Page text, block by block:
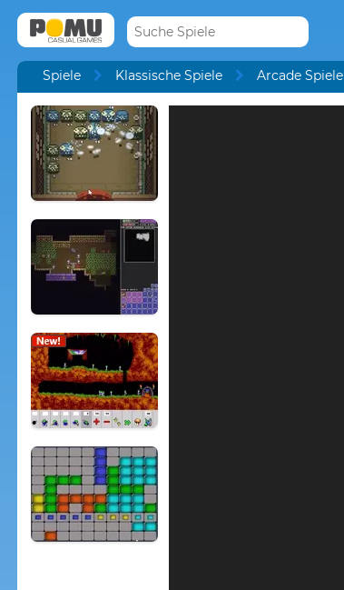
Spiele Klassische Spiele Arcade Spiele